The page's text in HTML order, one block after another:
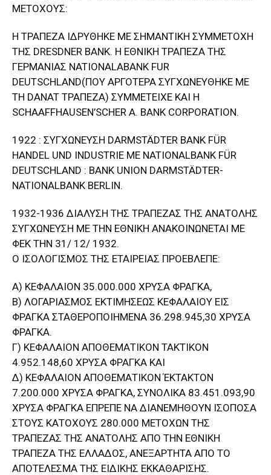
ΜΕΤΟΧΟΥΣ:
Η ΤΡΑΠΕΖΑ ΙΔΡΥΘΗΚΕ ΜΕ ΣΗΜΑΝΤΙΚΗ ΣΥΜΜΕΤΟΧΗ
ΤΗΣ DRESDNER BANK. Η ΕΘΝΙΚΗ ΤΡΑΠΕΖΑ ΤΗΣ
ΓΕΡΜΑΝΙΑΣ NATIONALABANK FUR
DEUTSCHLAND(ΠΟΥ ΑΡΓΟΤΕΡΑ ΣΥΓΧΩΝΕΥΘΗΚΕ ΜΕ
ΤΗ DANAT ΤΡΑΠΕΖΑ) ΣΥΜΜΕΤΕΙΧΕ ΚΑΙ Η
SCHAAFFHAUSEN’SCHER Α. BANK CORPORATION.
1922 : ΣΥΓΧΩΝΕΥΣΗ DARMSTÄDTER BANK FÜR
HANDEL UND INDUSTRIE ΜΕ NATIONALBANK FÜR
DEUTSCHLAND : BANK UNION DARMSTÄDTER-
NATIONALBANK BERLIN.
1932-1936 ΔΙΑΛΥΣΗ ΤΗΣ ΤΡΑΠΕΖΑΣ ΤΗΣ ΑΝΑΤΟΛΗΣ
ΣΥΓΧΩΝΕΥΣΗ ΜΕ ΤΗΝ ΕΘΝΙΚΗ ΑΝΑΚΟΙΝΩΝΕΤΑΙ ΜΕ
ΦΕΚ ΤΗΝ 31/ 12/ 1932.
O ΙΣΟΛΟΓΙΣΜΟΣ ΤΗΣ ΕΤΑΙΡΕΙΑΣ ΠΡΟΕΒΛΕΠΕ:
Α) ΚΕΦΑΛΑΙΟΝ 35.000.000 ΧΡΥΣΑ ΦΡΑΓΚΑ,
Β) ΛΟΓΑΡΙΑΣΜΟΣ ΕΚΤΙΜΗΣΕΩΣ ΚΕΦΑΛΑΙΟΥ ΕΙΣ
ΦΡΑΓΚΑ ΣΤΑΘΕΡΟΠΟΙΗΜΕΝΑ 36.298.945,30 ΧΡΥΣΑ
ΦΡΑΓΚΑ.
Γ) ΚΕΦΑΛΑΙΟΝ ΑΠΟΘΕΜΑΤΙΚΟΝ ΤΑΚΤΙΚΟΝ
4.952.148,60 ΧΡΥΣΑ ΦΡΑΓΚΑ ΚΑΙ
Δ) ΚΕΦΑΛΑΙΟΝ ΑΠΟΘΕΜΑΤΙΚΟΝ ΈΚΤΑΚΤΟΝ
7.200.000 ΧΡΥΣΑ ΦΡΑΓΚΑ, ΣΥΝΟΛΙΚΑ 83.451.093,90
ΧΡΥΣΑ ΦΡΑΓΚΑ ΕΠΡΕΠΕ ΝΑ ΔΙΑΝΕΜΗΘΟΥΝ ΙΣΟΠΟΣΑ
ΣΤΟΥΣ ΚΑΤΟΧΟΥΣ 280.000 ΜΕΤΟΧΩΝ ΤΗΣ
ΤΡΑΠΕΖΑΣ ΤΗΣ ΑΝΑΤΟΛΗΣ ΑΠΟ ΤΗΝ ΕΘΝΙΚΗ
ΤΡΑΠΕΖΑ ΤΗΣ ΕΛΛΑΔΟΣ, ΑΝΕΞΑΡΤΗΤΑ ΑΠΟ ΤΟ
ΑΠΟΤΕΛΕΣΜΑ ΤΗΣ ΕΙΔΙΚΗΣ ΕΚΚΑΘΑΡΙΣΗΣ.